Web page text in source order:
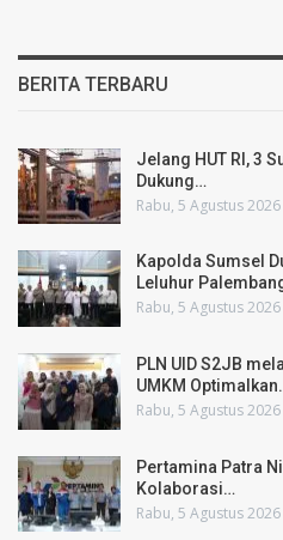
BERITA TERBARU
Jelang HUT RI, 3
Dukung…
Rabu, 5 Agustus 2026
Kapolda Sumsel
Leluhur
Rabu, 5 Agustus 2026
PLN UID S2JB
UMKM
Rabu, 5 Agustus 2026
Pertamina Patra
Kolaborasi…
Rabu, 5 Agustus 2026